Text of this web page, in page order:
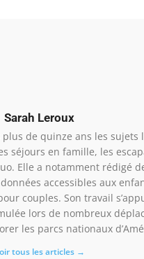
Sarah Leroux
de quinze ans les sujets
séjours en famille, les
Elle a notamment rédigé
accessibles aux
couples. Son travail
lors de nombreux
les parcs nationaux
tous les articles →